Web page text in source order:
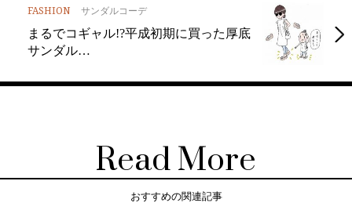
FASHION サンダルコーデ
まるでコギャル!?平成初期に買った厚底
サンダル…
Read More
おすすめの関連記事